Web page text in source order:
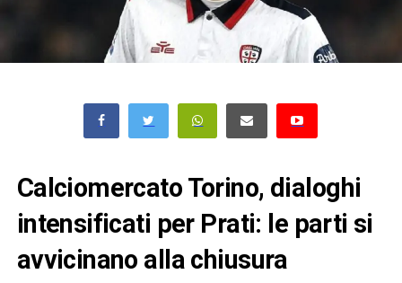
Calciomercato Torino, dialoghi
intensificati per Prati: le parti si
avvicinano alla chiusura